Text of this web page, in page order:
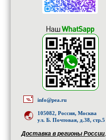
info@pea.ru
105082, Россия, Москва
ул. Б. Почтовая, д.38, стр.5
Доставка в регионы России,